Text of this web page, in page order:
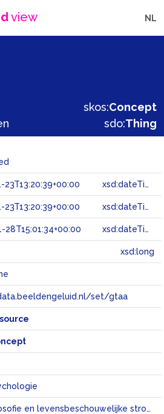
view NL
skos:Concept
sdo:Thing
23T13:20:39+00:00 xsd:dateTime
23T13:20:39+00:00 xsd:dateTime
28T15:01:34+00:00 xsd:dateTime
xsd:long
set/gtaa
01L1 filosofie en levensbeschouwelijke stromingen